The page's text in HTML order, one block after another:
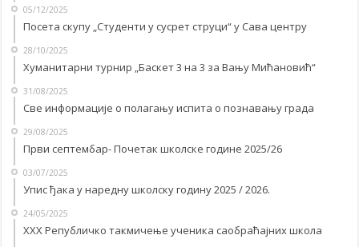
05/12/2025
Посета скупу „Студенти у сусрет струци“ у Савa центру
28/10/2025
Хуманитарни турнир „Баскет 3 на 3 за Вању Мићановић“
31/08/2025
Све информације о полагању испита о познавању града
29/08/2025
Први септембар- Почетак школске године 2025/26
03/07/2025
Упис ђака у наредну школску годину 2025 / 2026.
24/05/2025
XXX Републичко такмичење ученика саобраћајних школа